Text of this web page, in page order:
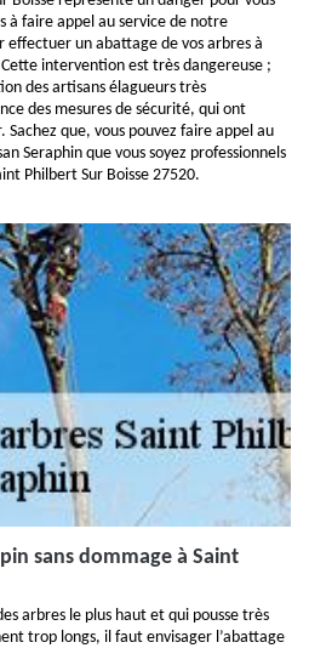
à faire appel au service de notre
effectuer un abattage de vos arbres à
intervention est très dangereuse ;
des artisans élagueurs très
des mesures de sécurité, qui ont
Sachez que, vous pouvez faire appel au
Seraphin que vous soyez professionnels
Philbert Sur Boisse 27520.
sans dommage à Saint
arbres le plus haut et qui pousse très
trop longs, il faut envisager l’abattage